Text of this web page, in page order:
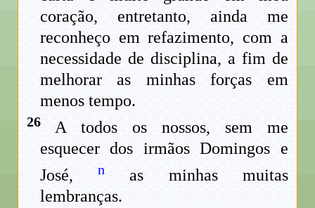
coração, entretanto, ainda me
reconheço em refazimento, com a
necessidade de disciplina, a fim de
melhorar as minhas forças em
menos tempo.
26 A todos os nossos, sem me
esquecer dos irmãos Domingos e
José,n
as minhas muitas
lembranças.